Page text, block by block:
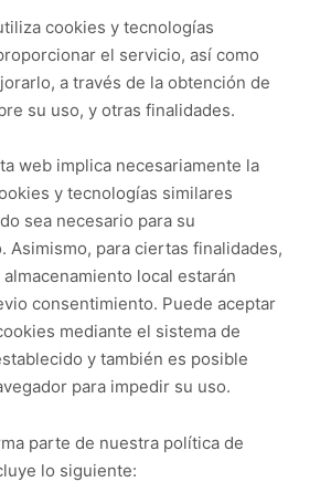
cookies y tecnologías
el servicio, así como
a través de la obtención de
su uso, y otras finalidades.
web implica necesariamente la
y tecnologías similares
sea necesario para su
Asimismo, para ciertas finalidades,
local estarán
consentimiento. Puede aceptar
mediante el sistema de
y también es posible
para impedir su uso.
parte de nuestra política de
lo siguiente: